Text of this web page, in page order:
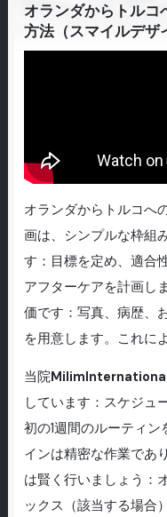
オランダからトルコ
方法（スマイルデザ
オランダからトルコへ
画は、シンプルな枠組
す：目標を定め、適合
アフターケアを計画し
価です：写真、病歴、
を用意します。これに
当院
しています：スケジュ
初の1週間のルーティ
インは精密な作業であ
は賢く行いましょう：
ックス（該当する場合